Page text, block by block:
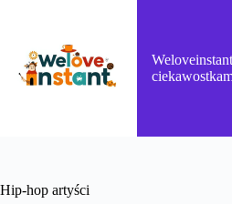
Hip-hop artyści